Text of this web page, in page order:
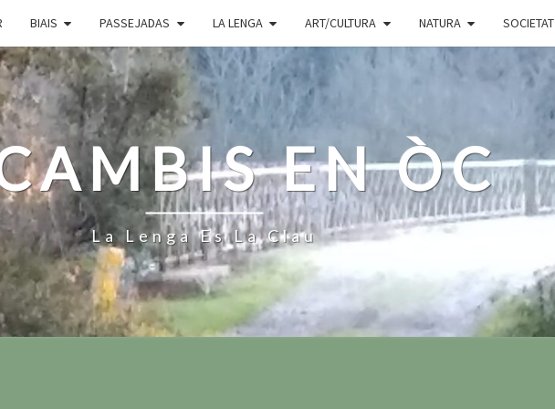
BIAIS PASSEJADAS LA LENGA ART/CULTURA NATURA SOCIETAT
EN ÒC
La Lenga Es La Clau